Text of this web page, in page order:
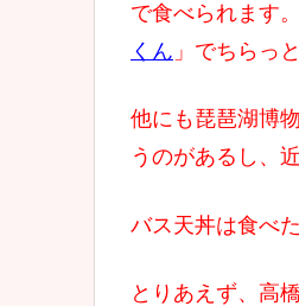
で食べられます
くん 」でちらっ
他にも琵琶湖博
うのがあるし、
バス天丼は食べ
とりあえず、高